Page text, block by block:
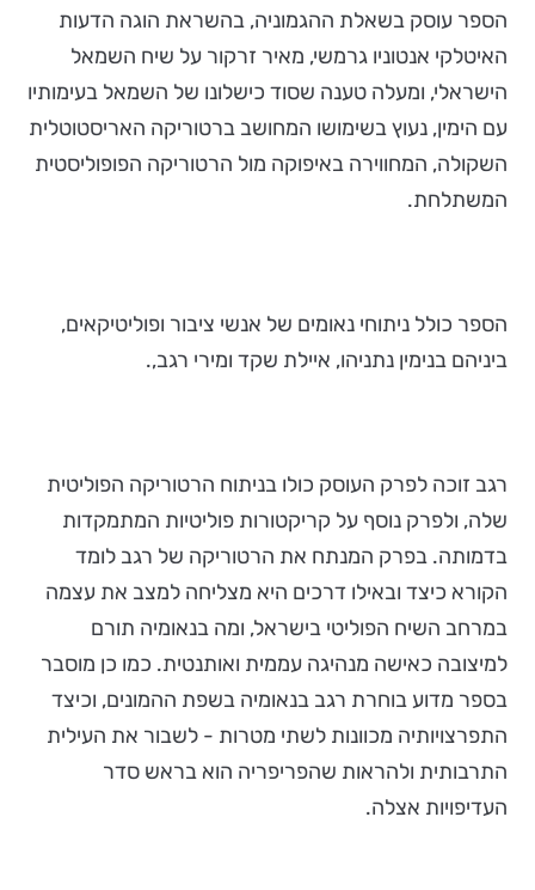
הספר עוסק בשאלת ההגמוניה, בהשראת הוגה הדעות
האיטלקי אנטוניו גרמשי, מאיר זרקור על שיח השמאל
הישראלי, ומעלה טענה שסוד כישלונו של השמאל בעימותיו
עם הימין, נעוץ בשימושו המחושב ברטוריקה האריסטוטלית
השקולה, המחווירה באיפוקה מול הרטוריקה הפופוליסטית
המשתלחת.
הספר כולל ניתוחי נאומים של אנשי ציבור ופוליטיקאים,
ביניהם בנימין נתניהו, איילת שקד ומירי רגב,.
רגב זוכה לפרק העוסק כולו בניתוח הרטוריקה הפוליטית
שלה, ולפרק נוסף על קריקטורות פוליטיות המתמקדות
בדמותה. בפרק המנתח את הרטוריקה של רגב לומד
הקורא כיצד ובאילו דרכים היא מצליחה למצב את עצמה
במרחב השיח הפוליטי בישראל, ומה בנאומיה תורם
למיצובה כאישה מנהיגה עממית ואותנטית. כמו כן מוסבר
בספר מדוע בוחרת רגב בנאומיה בשפת ההמונים, וכיצד
התפרצויותיה מכוונות לשתי מטרות - לשבור את העילית
התרבותית ולהראות שהפריפריה הוא בראש סדר
העדיפויות אצלה.